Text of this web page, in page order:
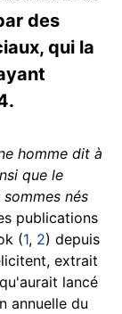
des
qui la
homme dit à
que le
nés
publications
(1, 2) depuis
extrait
lancé
annuelle du